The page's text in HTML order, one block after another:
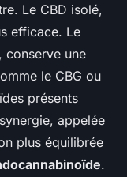
Le CBD isolé,
efficace. Le
conserve une
le CBG ou
présents
appelée
plus équilibrée
.